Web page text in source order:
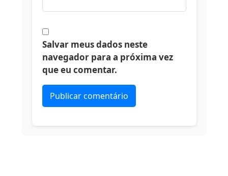
Salvar meus dados neste
navegador para a próxima vez
que eu comentar.